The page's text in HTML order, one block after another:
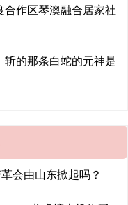
作区琴澳融合居家社
的那条白蛇的元神是
会由山东掀起吗？